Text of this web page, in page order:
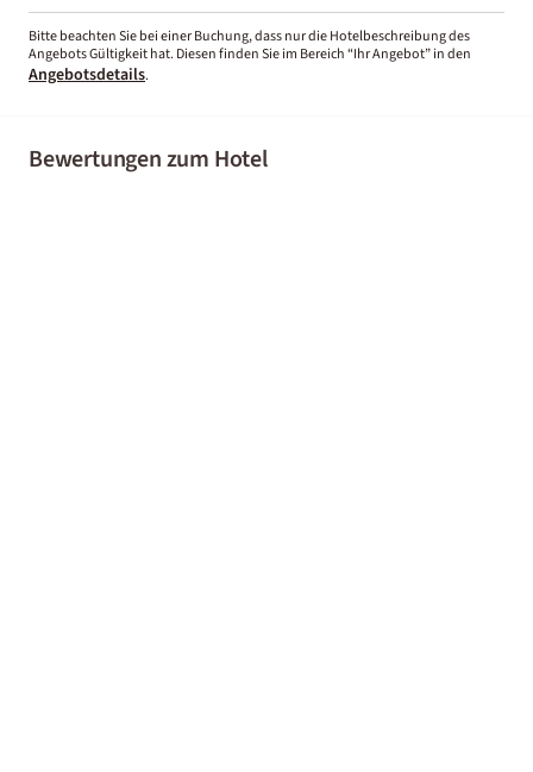
Bitte beachten Sie bei einer Buchung, dass nur die Hotelbeschreibung des
Angebots Gültigkeit hat. Diesen finden Sie im Bereich “Ihr Angebot” in den
Angebotsdetails.
Bewertungen zum Hotel